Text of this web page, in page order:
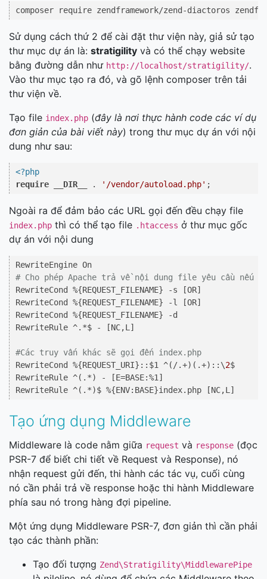
Sử dụng cách thứ 2 để cài đặt thư viện này, giả sử tạo
thư mục dự án là: stratigility và có thể chạy website
bằng đường dẫn như http://localhost/stratigility/.
Vào thư mục tạo ra đó, và gõ lệnh composer trên tải
thư viện về.
Tạo file index.php (đây là nơi thực hành code các ví dụ
đơn giản của bài viết này) trong thư mục dự án với nội
dung như sau:
<?php
require
__DIR__ . '/vendor/autoload.php'
Ngoài ra để đảm bảo các URL gọi đến đều chạy file
index.php thì có thể tạo file .htaccess ở thư mục gốc
dự án với nội dung
# Cho phép Apache trả về nội dung file yêu cầu
RewriteCond %{REQUEST_FILENAME} -s [OR]
RewriteCond %{REQUEST_FILENAME} -l [OR]
RewriteCond %{REQUEST_FILENAME} -d
RewriteRule ^.*$ - [NC,L]
#Các truy vấn khác sẽ gọi đến index.php
RewriteCond %{REQUEST_URI}::$1 ^(/.+)(.+)::\2$
RewriteRule ^(.*) - [E=BASE:%1]
Tạo ứng dụng Middleware
Middleware là code nằm giữa request và response (đọc
PSR-7 để biết chi tiết về Request và Response), nó
nhận request gửi đến, thi hành các tác vụ, cuối cùng
nó cần phải trả về response hoặc thi hành Middleware
phía sau nó trong hàng đợi pipeline.
Một ứng dụng Middleware PSR-7, đơn giản thì cần phải
tạo các thành phần:
Tạo đối tượng Zend\Stratigility\MiddlewarePipe